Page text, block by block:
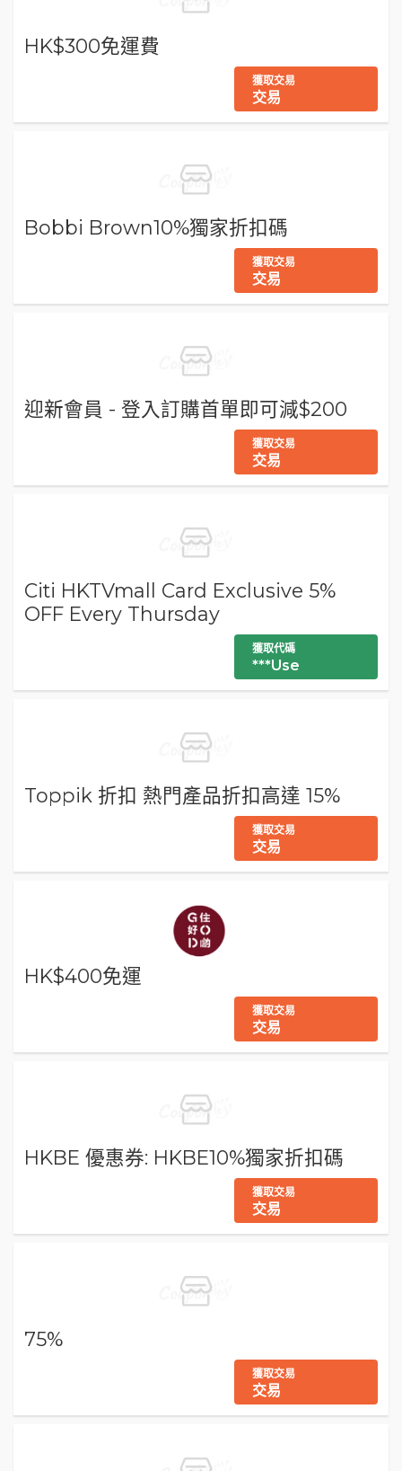
HK$300免運費
獲取交易
交易
Bobbi Brown10%獨家折扣碼
獲取交易
交易
迎新會員 - 登入訂購首單即可減$200
獲取交易
交易
Citi HKTVmall Card Exclusive 5%
OFF Every Thursday
獲取代碼
***Use
Toppik 折扣 熱門產品折扣高達 15%
獲取交易
交易
HK$400免運
獲取交易
交易
HKBE 優惠券: HKBE10%獨家折扣碼
獲取交易
交易
75%
獲取交易
交易